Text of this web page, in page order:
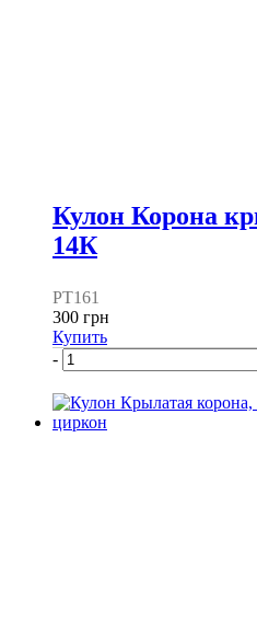
Кулон Корона
14К
PT161
300 грн
Купить
-